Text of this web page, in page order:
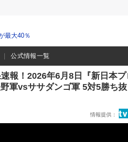
最大40％
公式情報一覧
報！2026年6月8日『新日本
軍vsササダンゴ軍 5対5勝ち